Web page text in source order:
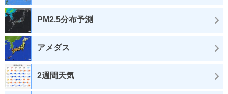
PM2.5分布予測
アメダス
2週間天気